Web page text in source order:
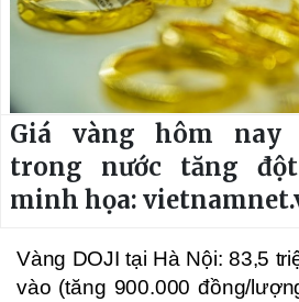
Giá vàng hôm nay
trong nước tăng
minh họa:
Vàng DOJI tại Hà Nội: 83,5
vào (tăng 900.000 đồng/